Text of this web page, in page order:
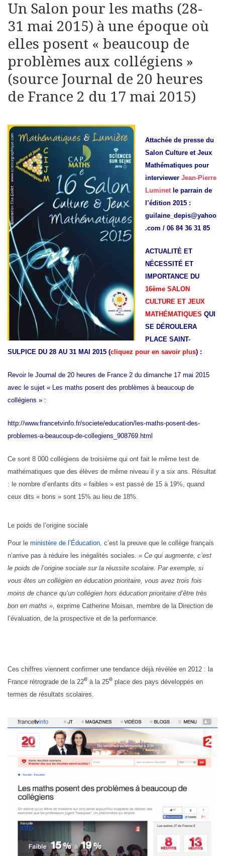
Un Salon pour les maths (28-
31 mai 2015) à une époque où
elles posent « beaucoup de
problèmes aux collégiens »
(source Journal de 20 heures
de France 2 du 17 mai 2015)
Attachée de presse du
Salon Culture et Jeux
Mathématiques pour
interviewer Jean-Pierre
Luminetle parrain de
l’édition 2015 :
guilaine_depis@yahoo
.com / 06 84 36 31 85
ACTUALITÉ ET
NÉCESSITÉ ET
IMPORTANCE DU
16ème SALON
CULTURE ET JEUX
MATHÉMATIQUES QUI
SE DÉROULERA
PLACE SAINT-
SULPICE DU 28 AU 31 MAI 2015 (cliquez pour en savoir plus) :
Revoir le Journal de 20 heures de France 2 du dimanche 17 mai 2015
avec le sujet « Les maths posent des problèmes à beaucoup de
collégiens » :
http://www.francetvinfo.fr/societe/education/les-maths-posent-des-
problemes-a-beaucoup-de-collegiens_908769.html
Ce sont 8 000 collégiens de troisième qui ont fait le même test de
mathématiques que des élèves de même niveau il y a six ans. Résultat
: le nombre d’enfants dits « faibles » est passé de 15 à 19%, quand
ceux dits « bons » sont 15% au lieu de 18%.
Le poids de l’origine sociale
Pour le ministère de l’Éducation, c’est la preuve que le collège français
n’arrive pas à réduire les inégalités sociales. « Ce qui augmente, c’est
le poids de l’origine sociale sur la réussite scolaire. Par exemple, si
vous êtes un collégien en éducation prioritaire, vous avez trois fois
moins de chance qu’un collégien hors éducation prioritaire d’être très
bon en maths », exprime Catherine Moisan, membre de la Direction de
l’évaluation, de la prospective et de la performance.
Ces chiffres viennent confirmer une tendance déjà révélée en 2012 : la
France rétrograde de la 22e à la 25e place des pays développés en
termes de résultats scolaires.